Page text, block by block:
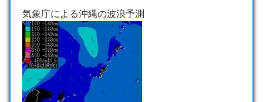
気象庁による沖縄の波浪予測